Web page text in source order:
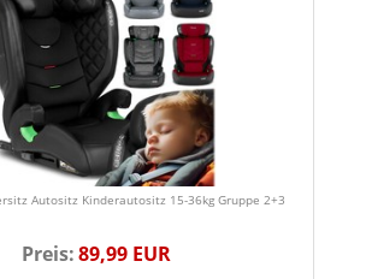
Autositz Kinderautositz 15-36kg Gruppe 2+3
Preis:89,99 EUR